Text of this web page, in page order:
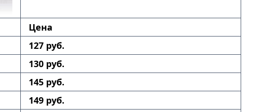
Цена
127 руб.
130 руб.
145 руб.
149 руб.